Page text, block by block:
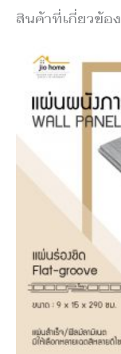
สินค้าที่เกี่ยวข้อง